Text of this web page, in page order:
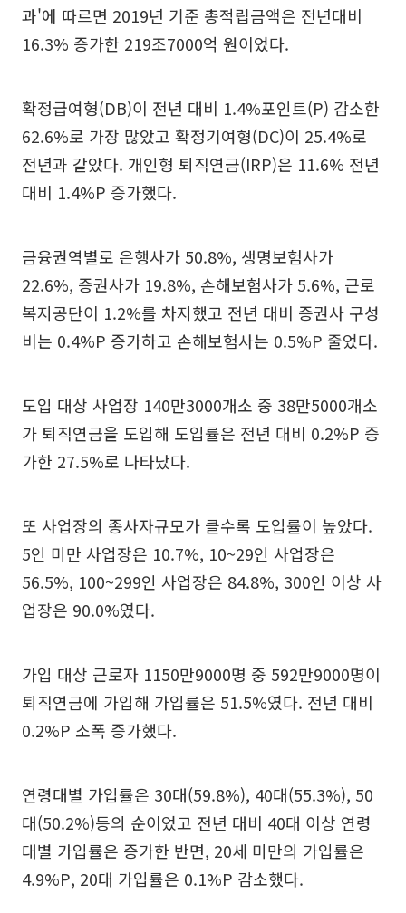
과'에 따르면 2019년 기준 총적립금액은 전년대비
16.3% 증가한 219조7000억 원이었다.
확정급여형(DB)이 전년 대비 1.4%포인트(P) 감소한
62.6%로 가장 많았고 확정기여형(DC)이 25.4%로
전년과 같았다. 개인형 퇴직연금(IRP)은 11.6% 전년
대비 1.4%P 증가했다.
금융권역별로 은행사가 50.8%, 생명보험사가
22.6%, 증권사가 19.8%, 손해보험사가 5.6%, 근로
복지공단이 1.2%를 차지했고 전년 대비 증권사 구성
비는 0.4%P 증가하고 손해보험사는 0.5%P 줄었다.
도입 대상 사업장 140만3000개소 중 38만5000개소
가 퇴직연금을 도입해 도입률은 전년 대비 0.2%P 증
가한 27.5%로 나타났다.
또 사업장의 종사자규모가 클수록 도입률이 높았다.
5인 미만 사업장은 10.7%, 10~29인 사업장은
56.5%, 100~299인 사업장은 84.8%, 300인 이상 사
업장은 90.0%였다.
가입 대상 근로자 1150만9000명 중 592만9000명이
퇴직연금에 가입해 가입률은 51.5%였다. 전년 대비
0.2%P 소폭 증가했다.
연령대별 가입률은 30대(59.8%), 40대(55.3%), 50
대(50.2%)등의 순이었고 전년 대비 40대 이상 연령
대별 가입률은 증가한 반면, 20세 미만의 가입률은
4.9%P, 20대 가입률은 0.1%P 감소했다.